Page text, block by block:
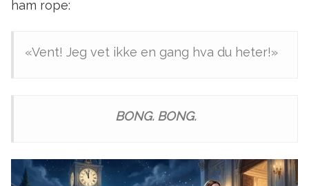
ham rope:
«Vent! Jeg vet ikke en gang hva du heter!»
BONG. BONG.